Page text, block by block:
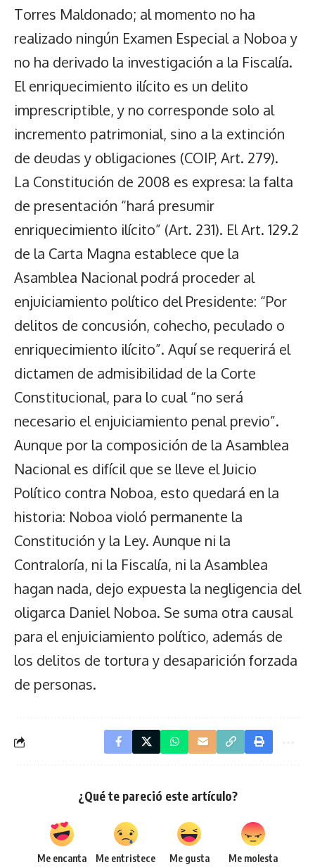
Torres Maldonado; al momento no ha
realizado ningún Examen Especial a Noboa y
no ha derivado la investigación a la Fiscalía.
El enriquecimiento ilícito es un delito
imprescriptible, y no corresponde solo al
incremento patrimonial, sino a la extinción
de deudas y obligaciones (COIP, Art. 279).
La Constitución de 2008 es expresa: la falta
de presentación “hará presumir
enriquecimiento ilícito” (Art. 231). El Art. 129.2
de la Carta Magna establece que la
Asamblea Nacional podrá proceder al
enjuiciamiento político del Presidente: “Por
delitos de concusión, cohecho, peculado o
enriquecimiento ilícito”. Aquí se requerirá el
dictamen de admisibilidad de la Corte
Constitucional, para lo cual “no será
necesario el enjuiciamiento penal previo”.
Aunque por la composición de la Asamblea
Nacional es difícil que se lleve el Juicio
Político contra Noboa, esto quedará en la
historia: Noboa violó permanente la
Constitución y la Ley. Aunque ni la
Contraloría, ni la Fiscalía, ni la Asamblea
hagan nada, dejo expuesta la negligencia del
oligarca Daniel Noboa. Se suma otra causal
para el enjuiciamiento político, además de
los delitos de tortura y desaparición forzada
de personas.
¿Qué te pareció este artículo?
Me encanta Me entristece Me gusta Me molesta